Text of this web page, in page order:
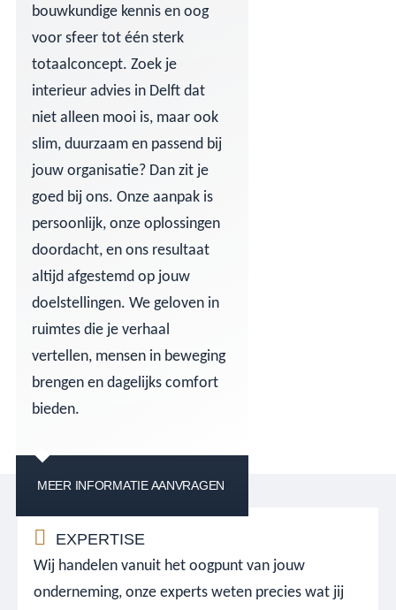
bouwkundige kennis en oog
voor sfeer tot één sterk
totaalconcept. Zoek je
interieur advies in Delft dat
niet alleen mooi is, maar ook
slim, duurzaam en passend bij
jouw organisatie? Dan zit je
goed bij ons. Onze aanpak is
persoonlijk, onze oplossingen
doordacht, en ons resultaat
altijd afgestemd op jouw
doelstellingen. We geloven in
ruimtes die je verhaal
vertellen, mensen in beweging
brengen en dagelijks comfort
bieden.
MEER INFORMATIE AANVRAGEN
EXPERTISE
Wij handelen vanuit het oogpunt van jouw
onderneming, onze experts weten precies wat jij